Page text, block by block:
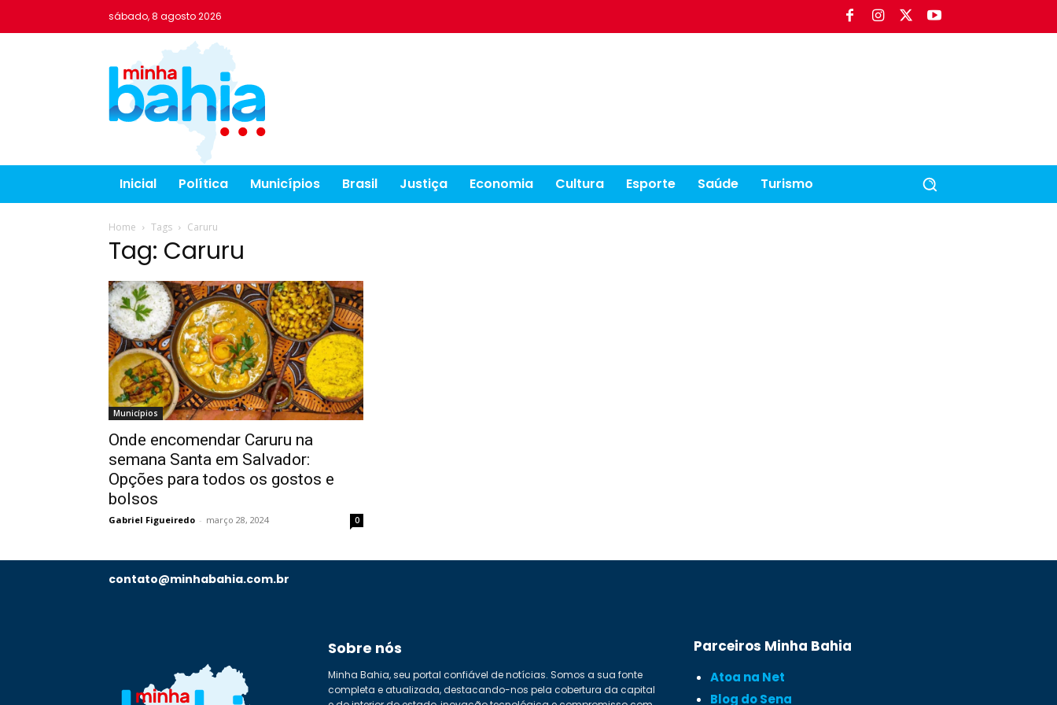
sábado, 8 agosto 2026
Inicial Política Municípios Brasil Justiça Economia Cultura Esporte Saúde Turismo
Home Tags Caruru
Tag: Caruru
Municípios
Onde encomendar Caruru na
semana Santa em Salvador:
Opções para todos os gostos e
bolsos
Gabriel Figueiredo - março 28, 2024 0
contato@minhabahia.com.br
Sobre nós
Minha Bahia, seu portal confiável de notícias. Somos a sua fonte
completa e atualizada, destacando-nos pela cobertura da capital
Parceiros Minha Bahia
Atoa na Net
Blog do Sena